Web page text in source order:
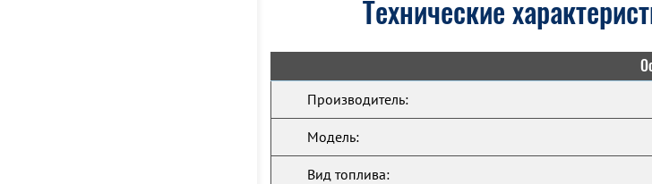
Технические
Производитель:
Модель:
Вид топлива: